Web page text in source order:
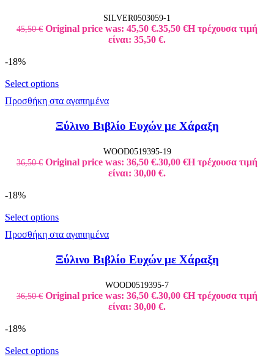
SILVER0503059-1
45,50€ Original price was: 45,50 €.35,50 €Η τρέχουσα τιμή
είναι: 35,50 €.
-18%
Select options
Προσθήκη στα αγαπημένα
Ξύλινο Βιβλίο Ευχών με Χάραξη
WOOD0519395-19
36,50€ Original price was: 36,50 €.30,00 €Η τρέχουσα τιμή
είναι: 30,00 €.
-18%
Select options
Προσθήκη στα αγαπημένα
Ξύλινο Βιβλίο Ευχών με Χάραξη
WOOD0519395-7
36,50€ Original price was: 36,50 €.30,00 €Η τρέχουσα τιμή
είναι: 30,00 €.
-18%
Select options